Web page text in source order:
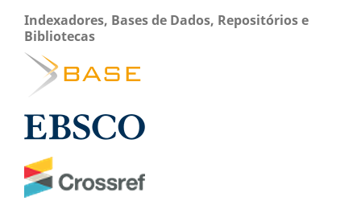
Indexadores, Bases de Dados, Repositórios e
Bibliotecas